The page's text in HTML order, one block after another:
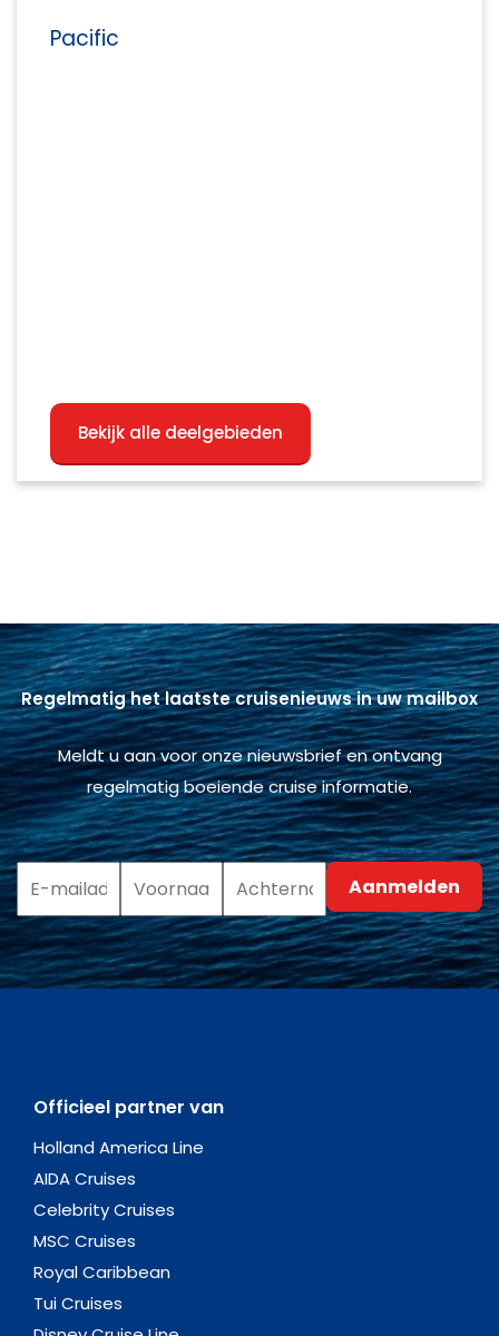
Pacific
Bekijk alle deelgebieden
Regelmatig het laatste cruisenieuws in uw mailbox
Meldt u aan voor onze nieuwsbrief en ontvang
regelmatig boeiende cruise informatie.
Officieel partner van
Holland America Line
AIDA Cruises
Celebrity Cruises
MSC Cruises
Royal Caribbean
Tui Cruises